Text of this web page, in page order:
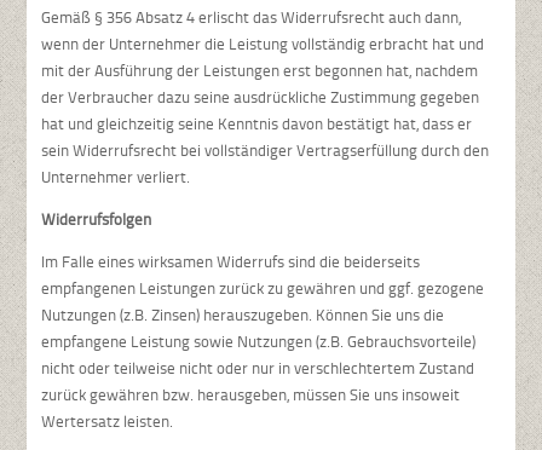
Gemäß § 356 Absatz 4 erlischt das Widerrufsrecht auch dann,
wenn der Unternehmer die Leistung vollständig erbracht hat und
mit der Ausführung der Leistungen erst begonnen hat, nachdem
der Verbraucher dazu seine ausdrückliche Zustimmung gegeben
hat und gleichzeitig seine Kenntnis davon bestätigt hat, dass er
sein Widerrufsrecht bei vollständiger Vertragserfüllung durch den
Unternehmer verliert.
Widerrufsfolgen
Im Falle eines wirksamen Widerrufs sind die beiderseits
empfangenen Leistungen zurück zu gewähren und ggf. gezogene
Nutzungen (z.B. Zinsen) herauszugeben. Können Sie uns die
empfangene Leistung sowie Nutzungen (z.B. Gebrauchsvorteile)
nicht oder teilweise nicht oder nur in verschlechtertem Zustand
zurück gewähren bzw. herausgeben, müssen Sie uns insoweit
Wertersatz leisten.